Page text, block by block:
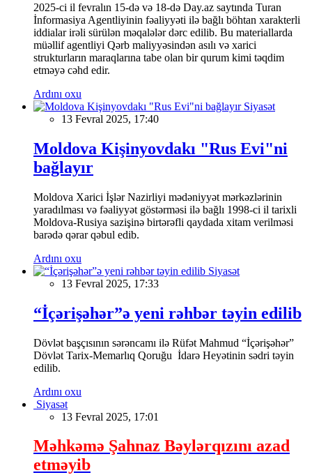
2025-ci il fevralın 15-də və 18-də Day.az saytında Turan
İnformasiya Agentliyinin fəaliyyəti ilə bağlı böhtan xarakterli
iddialar irəli sürülən məqalələr dərc edilib. Bu materiallarda
müəllif agentliyi Qərb maliyyəsindən asılı və xarici
strukturların maraqlarına tabe olan bir qurum kimi təqdim
etməyə cəhd edir.
Ardını oxu
Siyasət
13 Fevral 2025, 17:40
Moldova Kişinyovdakı "Rus Evi"ni
bağlayır
Moldova Xarici İşlər Nazirliyi mədəniyyət mərkəzlərinin
yaradılması və fəaliyyət göstərməsi ilə bağlı 1998-ci il tarixli
Moldova-Rusiya sazişinə birtərəfli qaydada xitam verilməsi
barədə qərar qəbul edib.
Ardını oxu
Siyasət
13 Fevral 2025, 17:33
“İçərişəhər”ə yeni rəhbər təyin edilib
Dövlət başçısının sərəncamı ilə Rüfət Mahmud “İçərişəhər”
Dövlət Tarix-Memarlıq Qoruğu İdarə Heyətinin sədri təyin
edilib.
Ardını oxu
Siyasət
13 Fevral 2025, 17:01
Məhkəmə Şahnaz Bəylərqızını azad
etməyib